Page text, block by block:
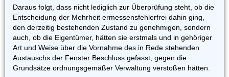
Daraus folgt, dass nicht lediglich zur Überprüfung steht, ob die
Entscheidung der Mehrheit ermessensfehlerfrei dahin ging,
den derzeitig bestehenden Zustand zu genehmigen, sondern
auch, ob die Eigentümer, hätten sie erstmals und in gehöriger
Art und Weise über die Vornahme des in Rede stehenden
Austauschs der Fenster Beschluss gefasst, gegen die
Grundsätze ordnungsgemäßer Verwaltung verstoßen hätten.